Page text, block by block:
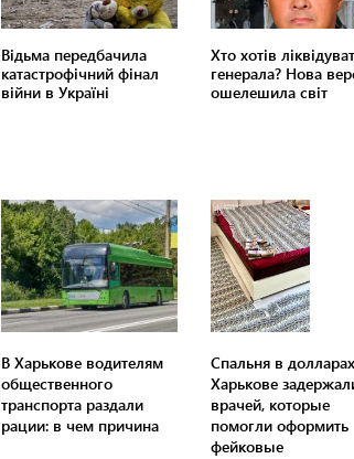
В Харькове водителям
общественного
транспорта раздали
рации: в чем причина
Спальня в
Харькове
врачей, которые
помогли оформить
фейковые